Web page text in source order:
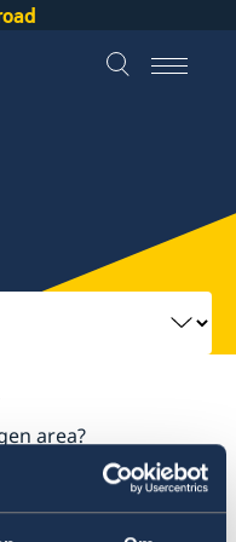
area?